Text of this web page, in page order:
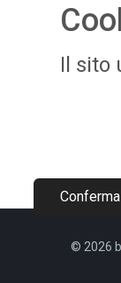
© 2026
​Il sito
Conferma​